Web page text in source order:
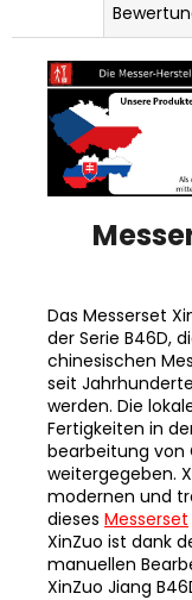
Das Messerset
der Serie B46D,
chinesischen
seit
werden. Die
Fertigkeiten in
bearbeitung von
weitergegeben.
modernen und
diesesMesserset
XinZuo ist dank
manuellen
XinZuo Jiang
Messer,